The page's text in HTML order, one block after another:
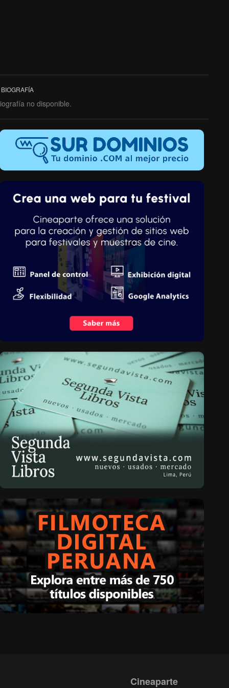
no disponible.
Cineaparte